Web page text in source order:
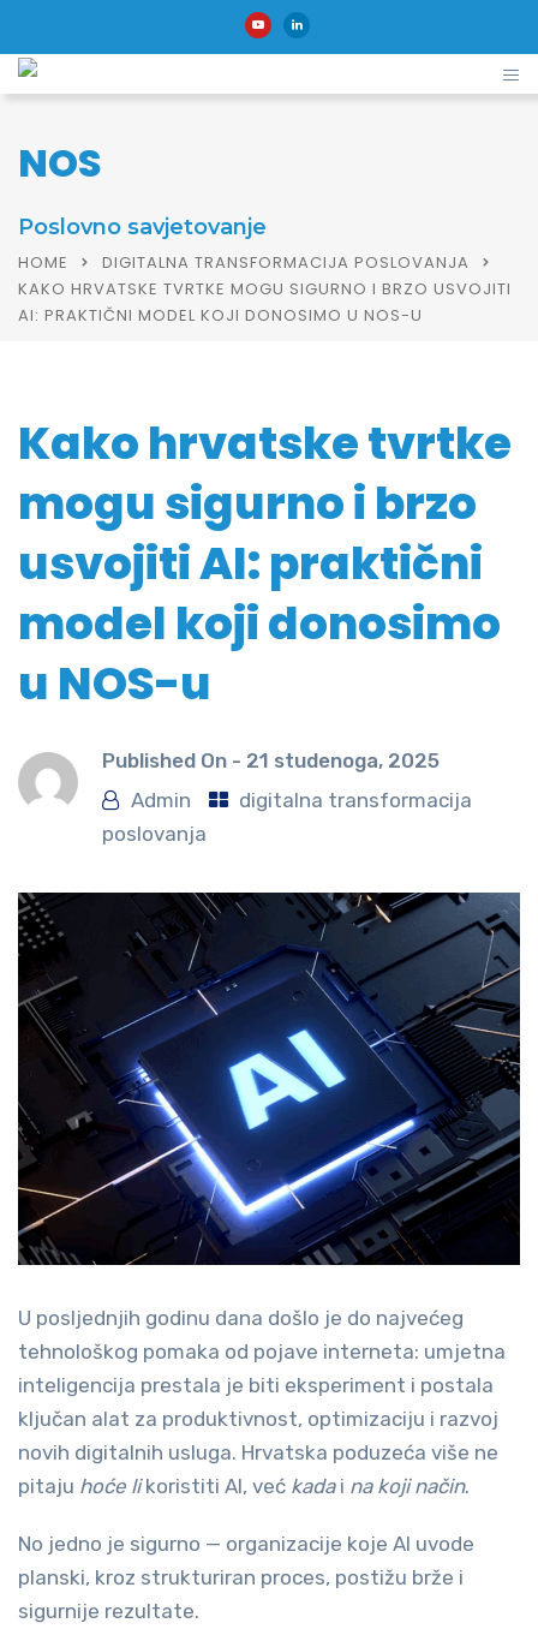
NOS
Poslovno savjetovanje
HOME
DIGITALNA TRANSFORMACIJA POSLOVANJA
KAKO HRVATSKE TVRTKE MOGU SIGURNO I BRZO USVOJITI
AI: PRAKTIČNI MODEL KOJI DONOSIMO U NOS-U
Kako hrvatske tvrtke
mogu sigurno i brzo
usvojiti AI: praktični
model koji donosimo
u NOS-u
Published On - 21 studenoga, 2025
Admin
digitalna transformacija
poslovanja
U posljednjih godinu dana došlo je do najvećeg
tehnološkog pomaka od pojave interneta: umjetna
inteligencija prestala je biti eksperiment i postala
ključan alat za produktivnost, optimizaciju i razvoj
novih digitalnih usluga. Hrvatska poduzeća više ne
pitaju hoće likoristiti AI, već kadai na koji način.
No jedno je sigurno — organizacije koje AI uvode
planski, kroz strukturiran proces, postižu brže i
sigurnije rezultate.